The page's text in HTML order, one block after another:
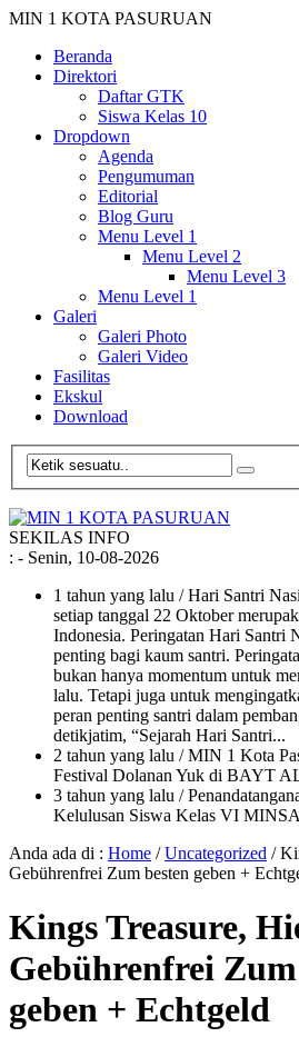
MIN 1 KOTA PASURUAN
Beranda
Direktori
Daftar GTK
Siswa Kelas 10
Dropdown
Agenda
Pengumuman
Editorial
Blog Guru
Menu Level 1
Menu Level 2
Menu Level 3
Menu Level 1
Galeri
Galeri Photo
Galeri Video
Fasilitas
Ekskul
Download
SEKILAS INFO
: - Senin, 10-08-2026
1 tahun yang lalu / Hari Santri
setiap tanggal 22 Oktober
Indonesia. Peringatan Hari Santri
penting bagi kaum santri.
bukan hanya momentum untuk
lalu. Tetapi juga untuk
peran penting santri dalam
detikjatim, “Sejarah Hari Santri...
2 tahun yang lalu / MIN 1 Kota
Festival Dolanan Yuk di BAYT
3 tahun yang lalu /
Kelulusan Siswa Kelas VI
Anda ada di : Home /Uncategorized /
Gebührenfrei Zum besten geben +
Kings Treasure,
Gebührenfrei Zum
geben + Echtgeld